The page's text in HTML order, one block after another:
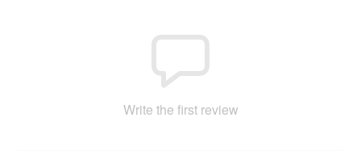
Write the first review